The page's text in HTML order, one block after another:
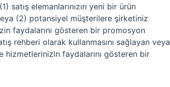
satış elemanlarınızın yeni bir ürün
(2) potansiyel müşterilere şirketiniz
faydalarını gösteren bir promosyon
rehberi olarak kullanmasını sağlayan veya
faydalarını gösteren bir